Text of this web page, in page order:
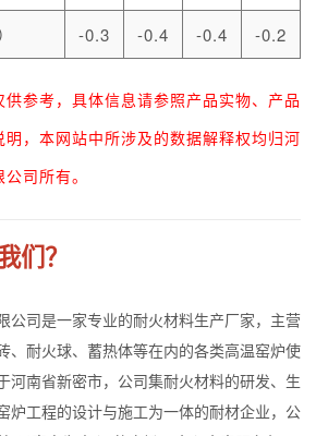
-0.3 -0.4 -0.4 -0.2
参考，具体信息请参照产品实物、产品
，本网站中所涉及的数据解释权均归河
司所有。
们？
公司是一家专业的耐火材料生产厂家，主营
、耐火球、蓄热体等在内的各类高温窑炉使
河南省新密市，公司集耐火材料的研发、生
炉工程的设计与施工为一体的耐材企业，公